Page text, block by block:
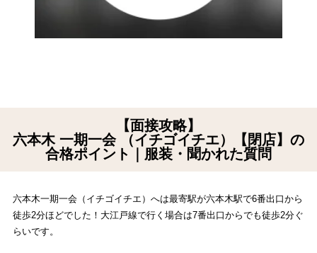
【面接攻略】
六本木 一期一会 （イチゴイチエ）【閉店】の
合格ポイント｜服装・聞かれた質問
六本木一期一会（イチゴイチエ）へは最寄駅が六本木駅で6番出口から
徒歩2分ほどでした！大江戸線で行く場合は7番出口からでも徒歩2分ぐ
らいです。